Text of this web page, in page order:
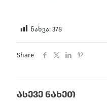
ნახვა: 378
Share
ასევე ნახეთ